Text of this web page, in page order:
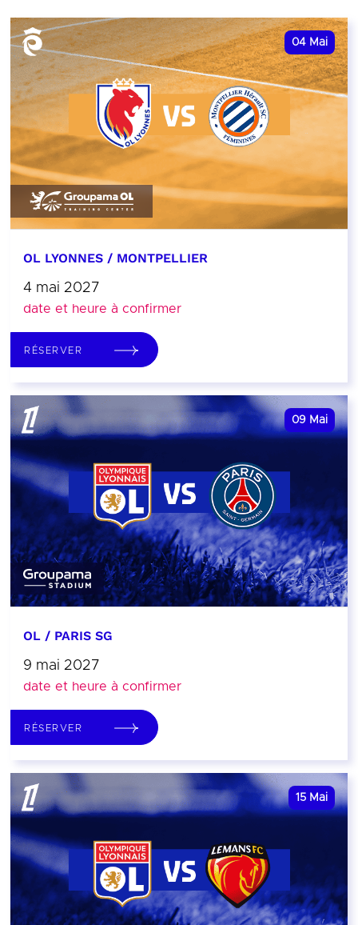
04 Mai
OL LYONNES / MONTPELLIER
4 mai 2027
date et heure à confirmer
RÉSERVER
09 Mai
OL / PARIS SG
9 mai 2027
date et heure à confirmer
RÉSERVER
15 Mai